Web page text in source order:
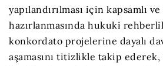
yapılandırılması için kapsamlı
hazırlanmasında hukuki
konkordato projelerine dayalı
aşamasını titizlikle takip